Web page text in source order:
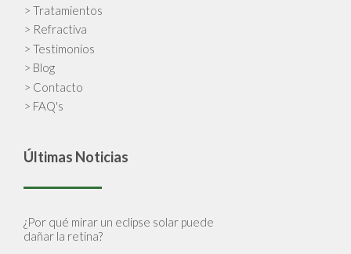
> Tratamientos
> Refractiva
> Testimonios
> Blog
> Contacto
> FAQ's
Últimas Noticias
¿Por qué mirar un eclipse solar puede
dañar la retina?